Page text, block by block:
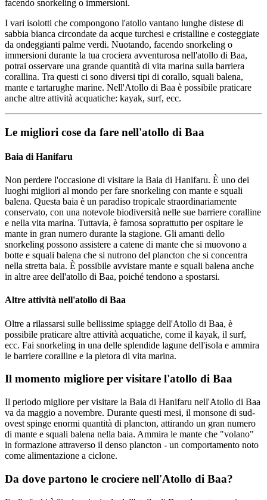
facendo snorkeling o immersioni.
I vari isolotti che compongono l'atollo vantano lunghe distese di
sabbia bianca circondate da acque turchesi e cristalline e costeggiate
da ondeggianti palme verdi. Nuotando, facendo snorkeling o
immersioni durante la tua crociera avventurosa nell'atollo di Baa,
potrai osservare una grande quantità di vita marina sulla barriera
corallina. Tra questi ci sono diversi tipi di corallo, squali balena,
mante e tartarughe marine. Nell'Atollo di Baa è possibile praticare
anche altre attività acquatiche: kayak, surf, ecc.
Le migliori cose da fare nell'atollo di Baa
Baia di Hanifaru
Non perdere l'occasione di visitare la Baia di Hanifaru. È uno dei
luoghi migliori al mondo per fare snorkeling con mante e squali
balena. Questa baia è un paradiso tropicale straordinariamente
conservato, con una notevole biodiversità nelle sue barriere coralline
e nella vita marina. Tuttavia, è famosa soprattutto per ospitare le
mante in gran numero durante la stagione. Gli amanti dello
snorkeling possono assistere a catene di mante che si muovono a
botte e squali balena che si nutrono del plancton che si concentra
nella stretta baia. È possibile avvistare mante e squali balena anche
in altre aree dell'atollo di Baa, poiché tendono a spostarsi.
Altre attività nell'atollo di Baa
Oltre a rilassarsi sulle bellissime spiagge dell'Atollo di Baa, è
possibile praticare altre attività acquatiche, come il kayak, il surf,
ecc. Fai snorkeling in una delle splendide lagune dell'isola e ammira
le barriere coralline e la pletora di vita marina.
Il momento migliore per visitare l'atollo di Baa
Il periodo migliore per visitare la Baia di Hanifaru nell'Atollo di Baa
va da maggio a novembre. Durante questi mesi, il monsone di sud-
ovest spinge enormi quantità di plancton, attirando un gran numero
di mante e squali balena nella baia. Ammira le mante che "volano"
in formazione attraverso il denso plancton - un comportamento noto
come alimentazione a ciclone.
Da dove partono le crociere nell'Atollo di Baa?